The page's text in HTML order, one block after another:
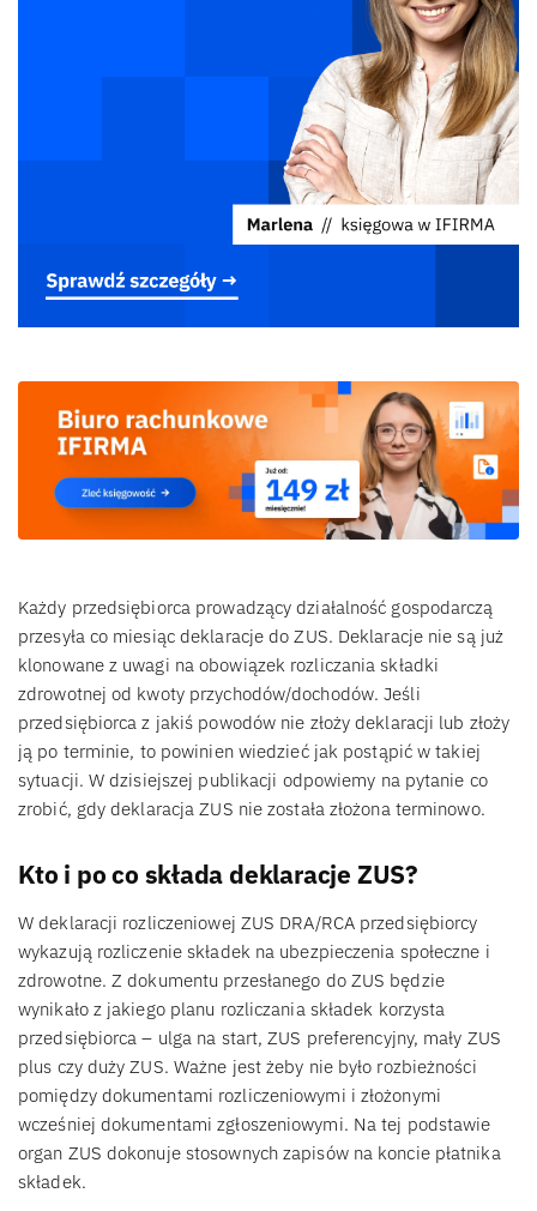
Każdy przedsiębiorca prowadzący działalność gospodarczą
przesyła co miesiąc deklaracje do ZUS. Deklaracje nie są już
klonowane z uwagi na obowiązek rozliczania składki
zdrowotnej od kwoty przychodów/dochodów. Jeśli
przedsiębiorca z jakiś powodów nie złoży deklaracji lub złoży
ją po terminie, to powinien wiedzieć jak postąpić w takiej
sytuacji. W dzisiejszej publikacji odpowiemy na pytanie co
zrobić, gdy deklaracja ZUS nie została złożona terminowo.
Kto i po co składa deklaracje ZUS?
W deklaracji rozliczeniowej ZUS DRA/RCA przedsiębiorcy
wykazują rozliczenie składek na ubezpieczenia społeczne i
zdrowotne. Z dokumentu przesłanego do ZUS będzie
wynikało z jakiego planu rozliczania składek korzysta
przedsiębiorca – ulga na start, ZUS preferencyjny, mały ZUS
plus czy duży ZUS. Ważne jest żeby nie było rozbieżności
pomiędzy dokumentami rozliczeniowymi i złożonymi
wcześniej dokumentami zgłoszeniowymi. Na tej podstawie
organ ZUS dokonuje stosownych zapisów na koncie płatnika
składek.